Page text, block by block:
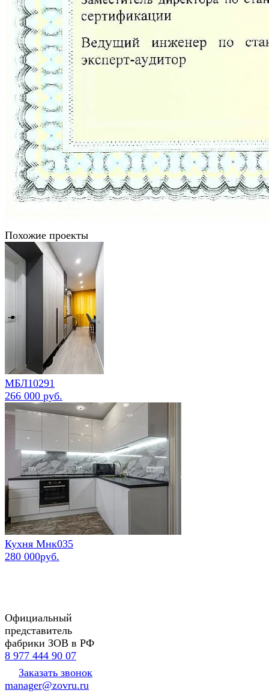
Похожие проекты
МБЛ10291
266 000 руб.
Кухня Мнк035
280 000руб.
Официальный
представитель
фабрики ЗОВ в РФ
8 977 444 90 07
Заказать звонок
manager@zovru.ru